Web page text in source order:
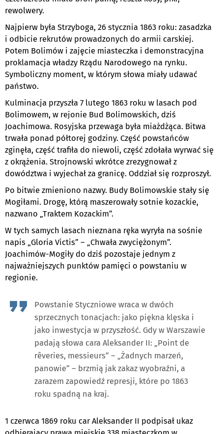
rewolwery.
Najpierw była Strzyboga, 26 stycznia 1863 roku: zasadzka
i odbicie rekrutów prowadzonych do armii carskiej.
Potem Bolimów i zajęcie miasteczka i demonstracyjna
proklamacja władzy Rządu Narodowego na rynku.
Symboliczny moment, w którym słowa miały udawać
państwo.
Kulminacja przyszła 7 lutego 1863 roku w lasach pod
Bolimowem, w rejonie Bud Bolimowskich, dziś
Joachimowa. Rosyjska przewaga była miażdżąca. Bitwa
trwała ponad półtorej godziny. Część powstańców
zginęła, część trafiła do niewoli, część zdołała wyrwać się
z okrążenia. Strojnowski wkrótce zrezygnował z
dowództwa i wyjechał za granicę. Oddział się rozproszył.
Po bitwie zmieniono nazwy. Budy Bolimowskie stały się
Mogiłami. Drogę, którą maszerowały sotnie kozackie,
nazwano „Traktem Kozackim”.
W tych samych lasach nieznana ręka wyryła na sośnie
napis „Gloria Victis” – „Chwała zwyciężonym”.
Joachimów-Mogiły do dziś pozostaje jednym z
najważniejszych punktów pamięci o powstaniu w
regionie.
Powstanie Styczniowe wraca w dwóch
sprzecznych tonacjach: jako piękna klęska i
jako inwestycja w przyszłość. Gdy w Warszawie
padają słowa cara Aleksander II: „Point de
rêveries, messieurs” – „Żadnych marzeń,
panowie” – brzmią jak zakaz wyobraźni, a
zarazem zapowiedź represji, które po 1863
roku spadną na kraj.
1 czerwca 1869 roku car Aleksander II podpisał ukaz